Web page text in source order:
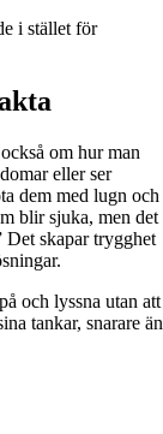
i stället för
om hur man
eller ser
dem med lugn och
blir sjuka, men det
Det skapar trygghet
och lyssna utan att
tankar, snarare än